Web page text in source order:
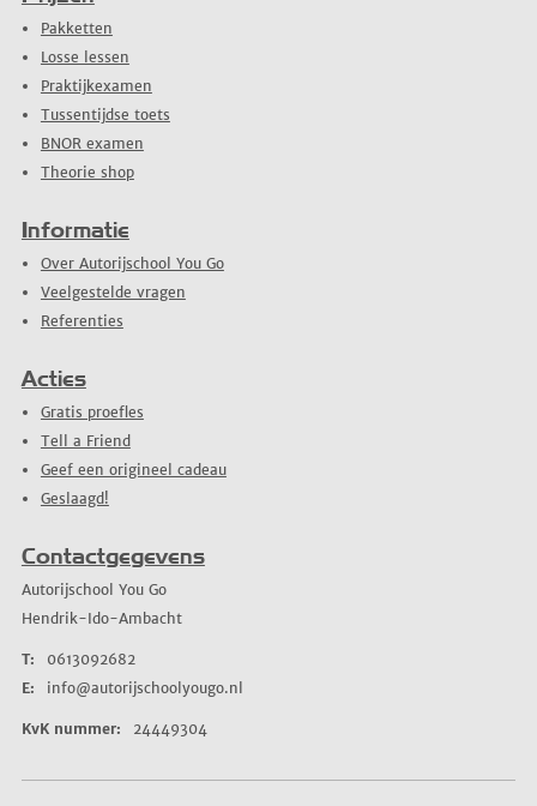
Pakketten
Losse lessen
Praktijkexamen
Tussentijdse toets
BNOR examen
Theorie shop
Informatie
Over Autorijschool You Go
Veelgestelde vragen
Referenties
Acties
Gratis proefles
Tell a Friend
Geef een origineel cadeau
Geslaagd!
Contactgegevens
Autorijschool You Go
Hendrik-Ido-Ambacht
T:
0613092682
E:
info@autorijschoolyougo.nl
KvK nummer: 24449304